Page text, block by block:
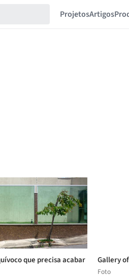
ProjetosArtigos
que precisa acabar Gallery
Foto